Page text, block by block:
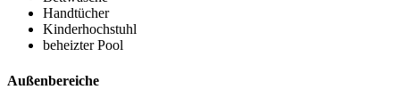
Handtücher
Kinderhochstuhl
beheizter Pool
Außenbereiche